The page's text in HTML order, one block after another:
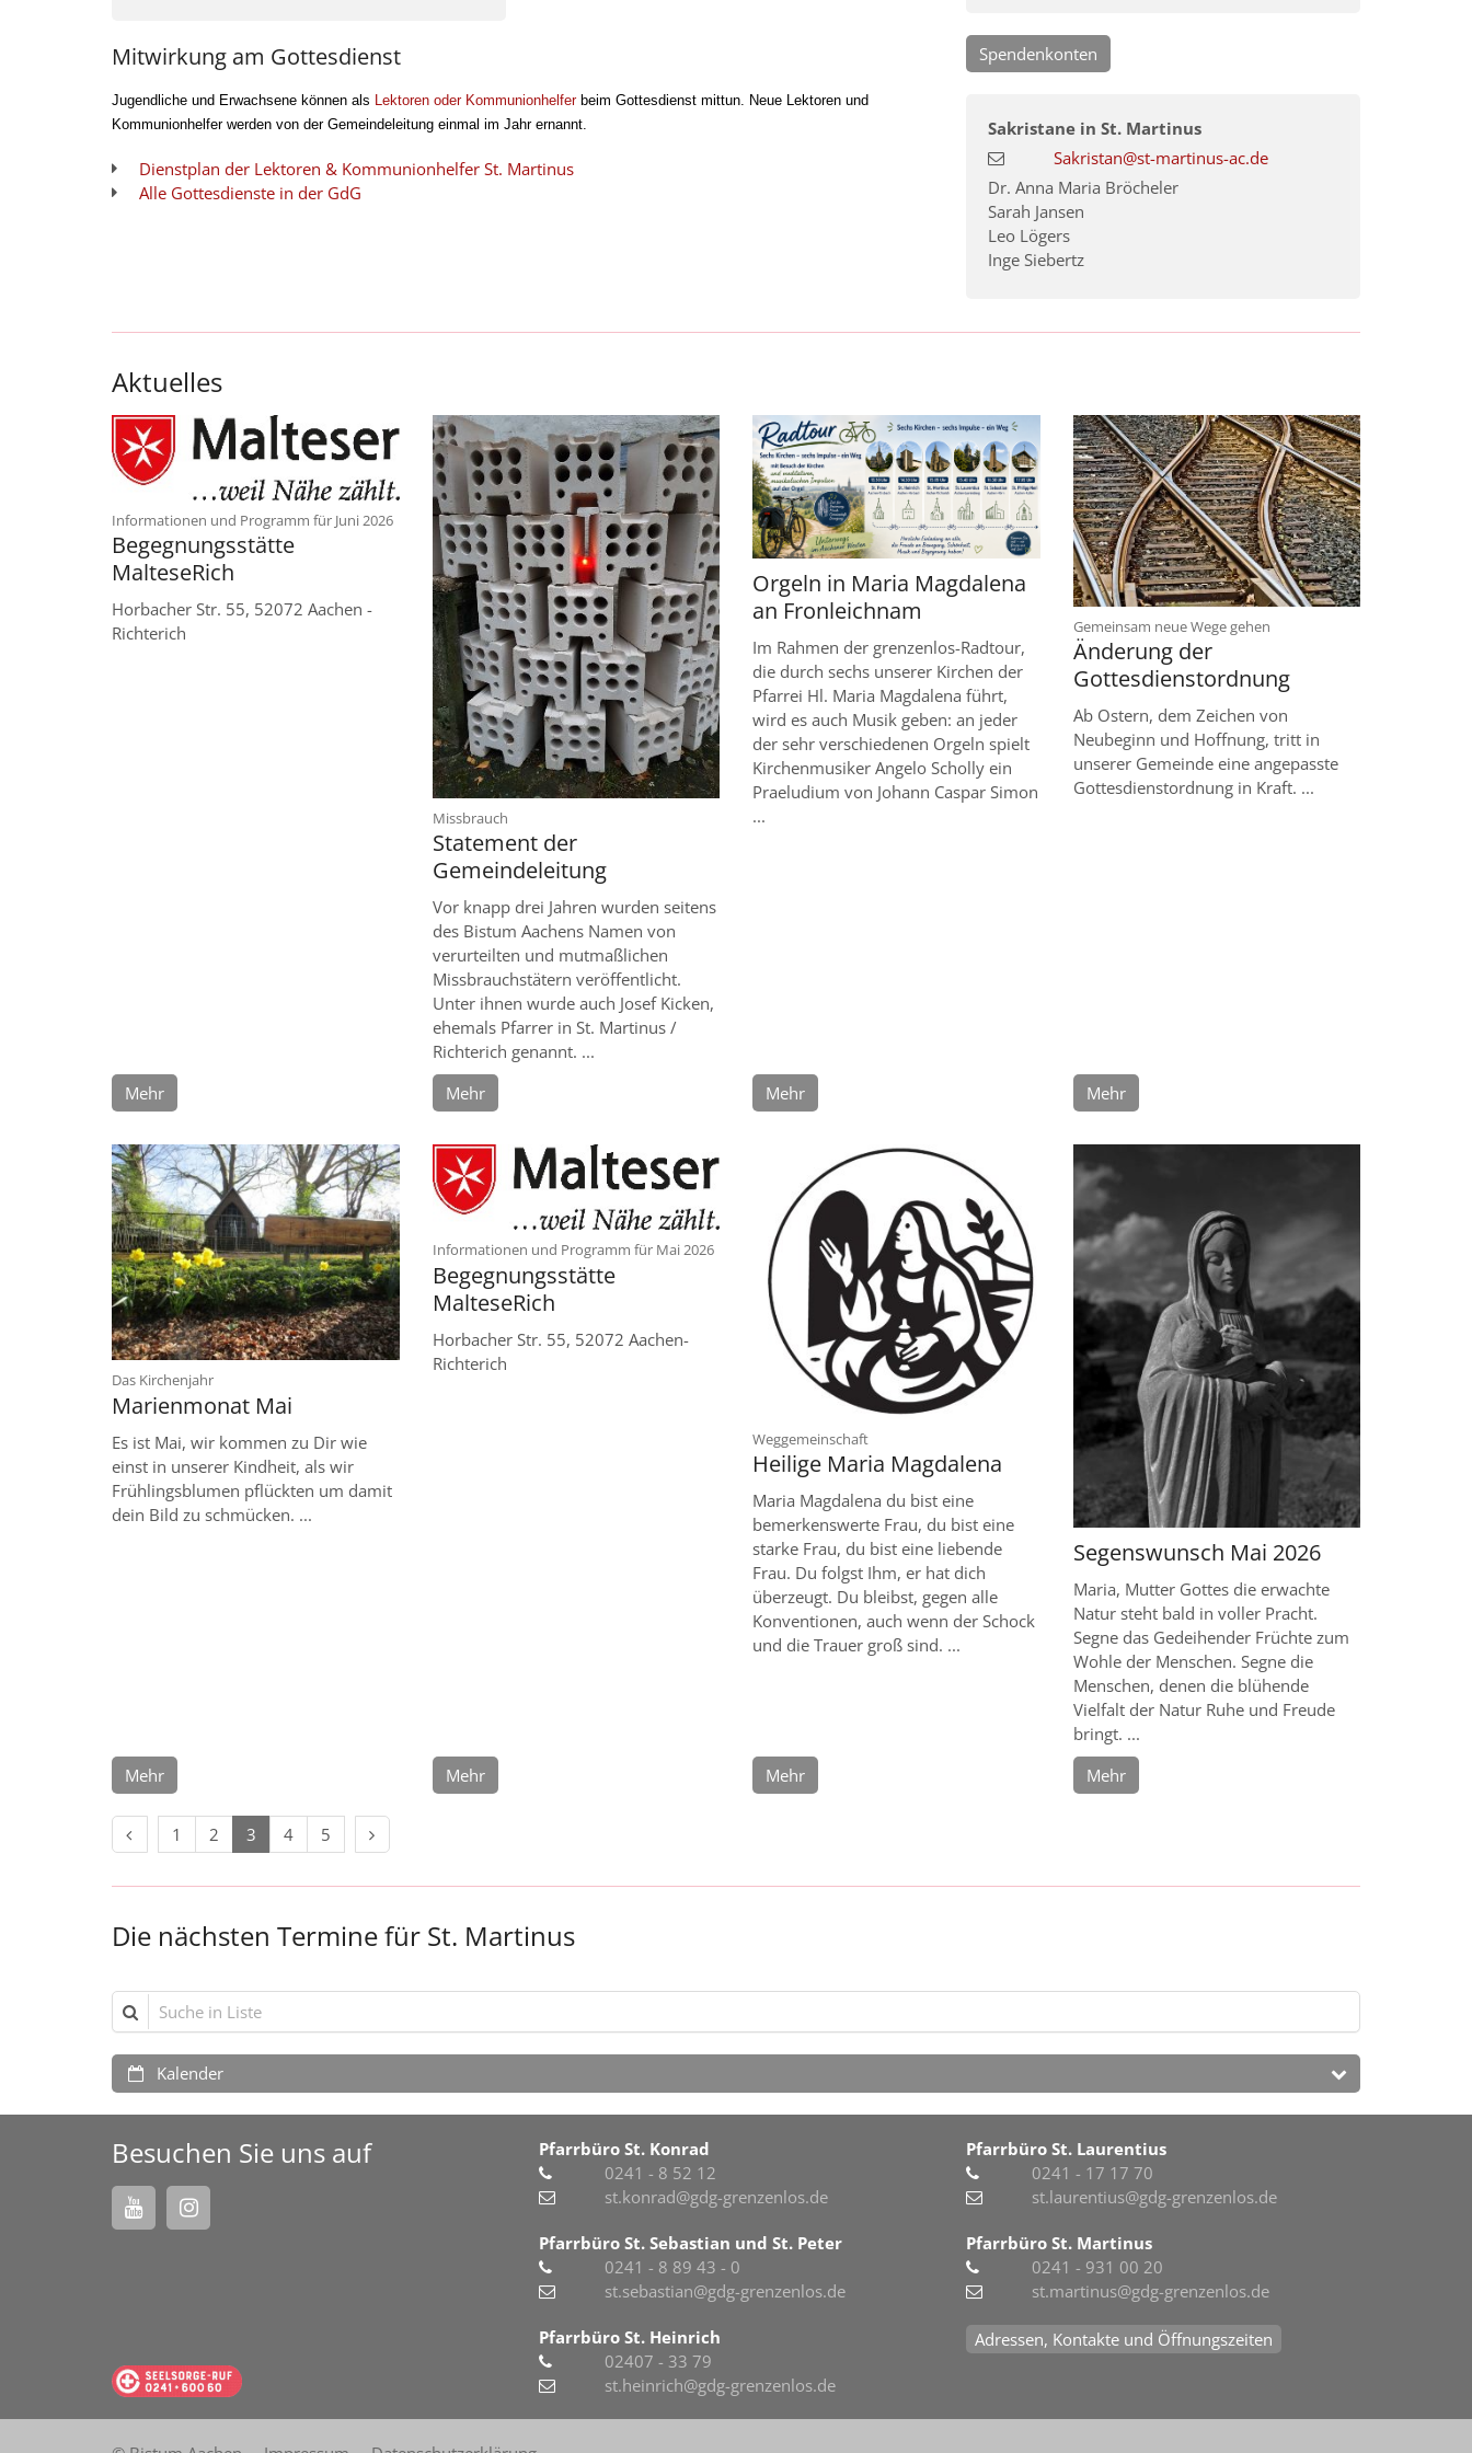
Mitwirkung am Gottesdienst
Jugendliche und Erwachsene können als Lektoren oder Kommunionhelferbeim Gottesdienst mittun. Neue Lektoren und
Kommunionhelfer werden von der Gemeindeleitung einmal im Jahr ernannt.
Dienstplan der Lektoren & Kommunionhelfer St. Martinus
Alle Gottesdienste in der GdG
Spendenkonten
Sakristane in St. Martinus
Sakristan@st-martinus-ac.de
Dr. Anna Maria Bröcheler
Sarah Jansen
Leo Lögers
Inge Siebertz
Aktuelles
Informationen und Programm für Juni 2026:
Begegnungsstätte
MalteseRich
Horbacher Str. 55, 52072 Aachen -
Richterich
Mehr
Missbrauch:
Statement der
Gemeindeleitung
Vor knapp drei Jahren wurden seitens
des Bistum Aachens Namen von
verurteilten und mutmaßlichen
Missbrauchstätern veröffentlicht.
Unter ihnen wurde auch Josef Kicken,
ehemals Pfarrer in St. Martinus /
Richterich genannt. ...
Mehr
Orgeln in Maria Magdalena
an Fronleichnam
Im Rahmen der grenzenlos-Radtour,
die durch sechs unserer Kirchen der
Pfarrei Hl. Maria Magdalena führt,
wird es auch Musik geben: an jeder
der sehr verschiedenen Orgeln spielt
Kirchenmusiker Angelo Scholly ein
Praeludium von Johann Caspar Simon
...
Mehr
Gemeinsam neue Wege gehen:
Änderung der
Gottesdienstordnung
Ab Ostern, dem Zeichen von
Neubeginn und Hoffnung, tritt in
unserer Gemeinde eine angepasste
Gottesdienstordnung in Kraft. ...
Mehr
Das Kirchenjahr:
Marienmonat Mai
Es ist Mai, wir kommen zu Dir wie
einst in unserer Kindheit, als wir
Frühlingsblumen pflückten um damit
dein Bild zu schmücken. ...
Mehr
Informationen und Programm für Mai 2026:
Begegnungsstätte
MalteseRich
Horbacher Str. 55, 52072 Aachen-
Richterich
Mehr
Weggemeinschaft:
Heilige Maria Magdalena
Maria Magdalena du bist eine
bemerkenswerte Frau, du bist eine
starke Frau, du bist eine liebende
Frau. Du folgst Ihm, er hat dich
überzeugt. Du bleibst, gegen alle
Konventionen, auch wenn der Schock
und die Trauer groß sind. ...
Mehr
Segenswunsch Mai 2026
Maria, Mutter Gottes die erwachte
Natur steht bald in voller Pracht.
Segne das Gedeihender Früchte zum
Wohle der Menschen. Segne die
Menschen, denen die blühende
Vielfalt der Natur Ruhe und Freude
bringt. ...
Mehr
Vorherige Seite
1 2 3 4 5 Nächste Seite
Die nächsten Termine für St. Martinus
Suche in Liste
Kalender
Besuchen Sie uns auf
Pfarrbüro St. Konrad
0241 - 8 52 12
st.konrad@gdg-grenzenlos.de
Pfarrbüro St. Sebastian und St. Peter
0241 - 8 89 43 - 0
st.sebastian@gdg-grenzenlos.de
Pfarrbüro St. Heinrich
02407 - 33 79
st.heinrich@gdg-grenzenlos.de
Pfarrbüro St. Laurentius
0241 - 17 17 70
st.laurentius@gdg-grenzenlos.de
Pfarrbüro St. Martinus
0241 - 931 00 20
st.martinus@gdg-grenzenlos.de
Adressen, Kontakte und Öffnungszeiten